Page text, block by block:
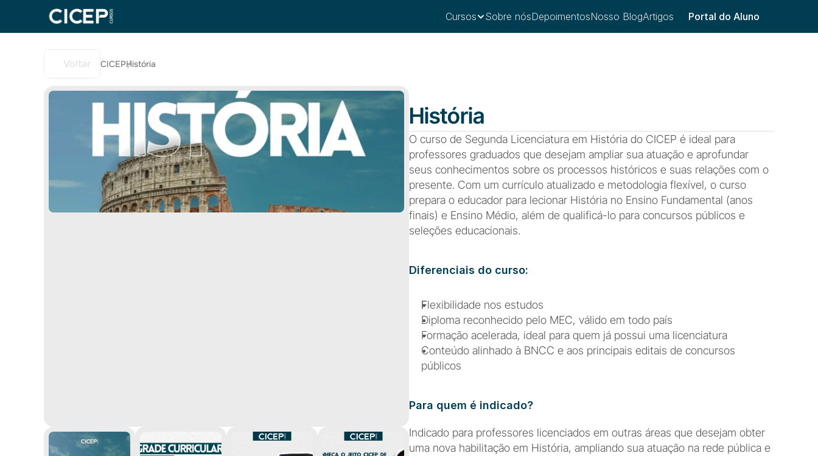
Cursos Sobre nósDepoimentosNosso BlogArtigos Portal do Aluno
Voltar CICEP/
História
História
O curso de Segunda Licenciatura em História do CICEP é ideal para
professores graduados que desejam ampliar sua atuação e aprofundar
seus conhecimentos sobre os processos históricos e suas relações com o
presente. Com um currículo atualizado e metodologia flexível, o curso
prepara o educador para lecionar História no Ensino Fundamental (anos
finais) e Ensino Médio, além de qualificá-lo para concursos públicos e
seleções educacionais.
Diferenciais do curso:
Flexibilidade nos estudos
Diploma reconhecido pelo MEC, válido em todo país
Formação acelerada, ideal para quem já possui uma licenciatura
Conteúdo alinhado à BNCC e aos principais editais de concursos
públicos
Para quem é indicado?
Indicado para professores licenciados em outras áreas que desejam obter
uma nova habilitação em História, ampliando sua atuação na rede pública e